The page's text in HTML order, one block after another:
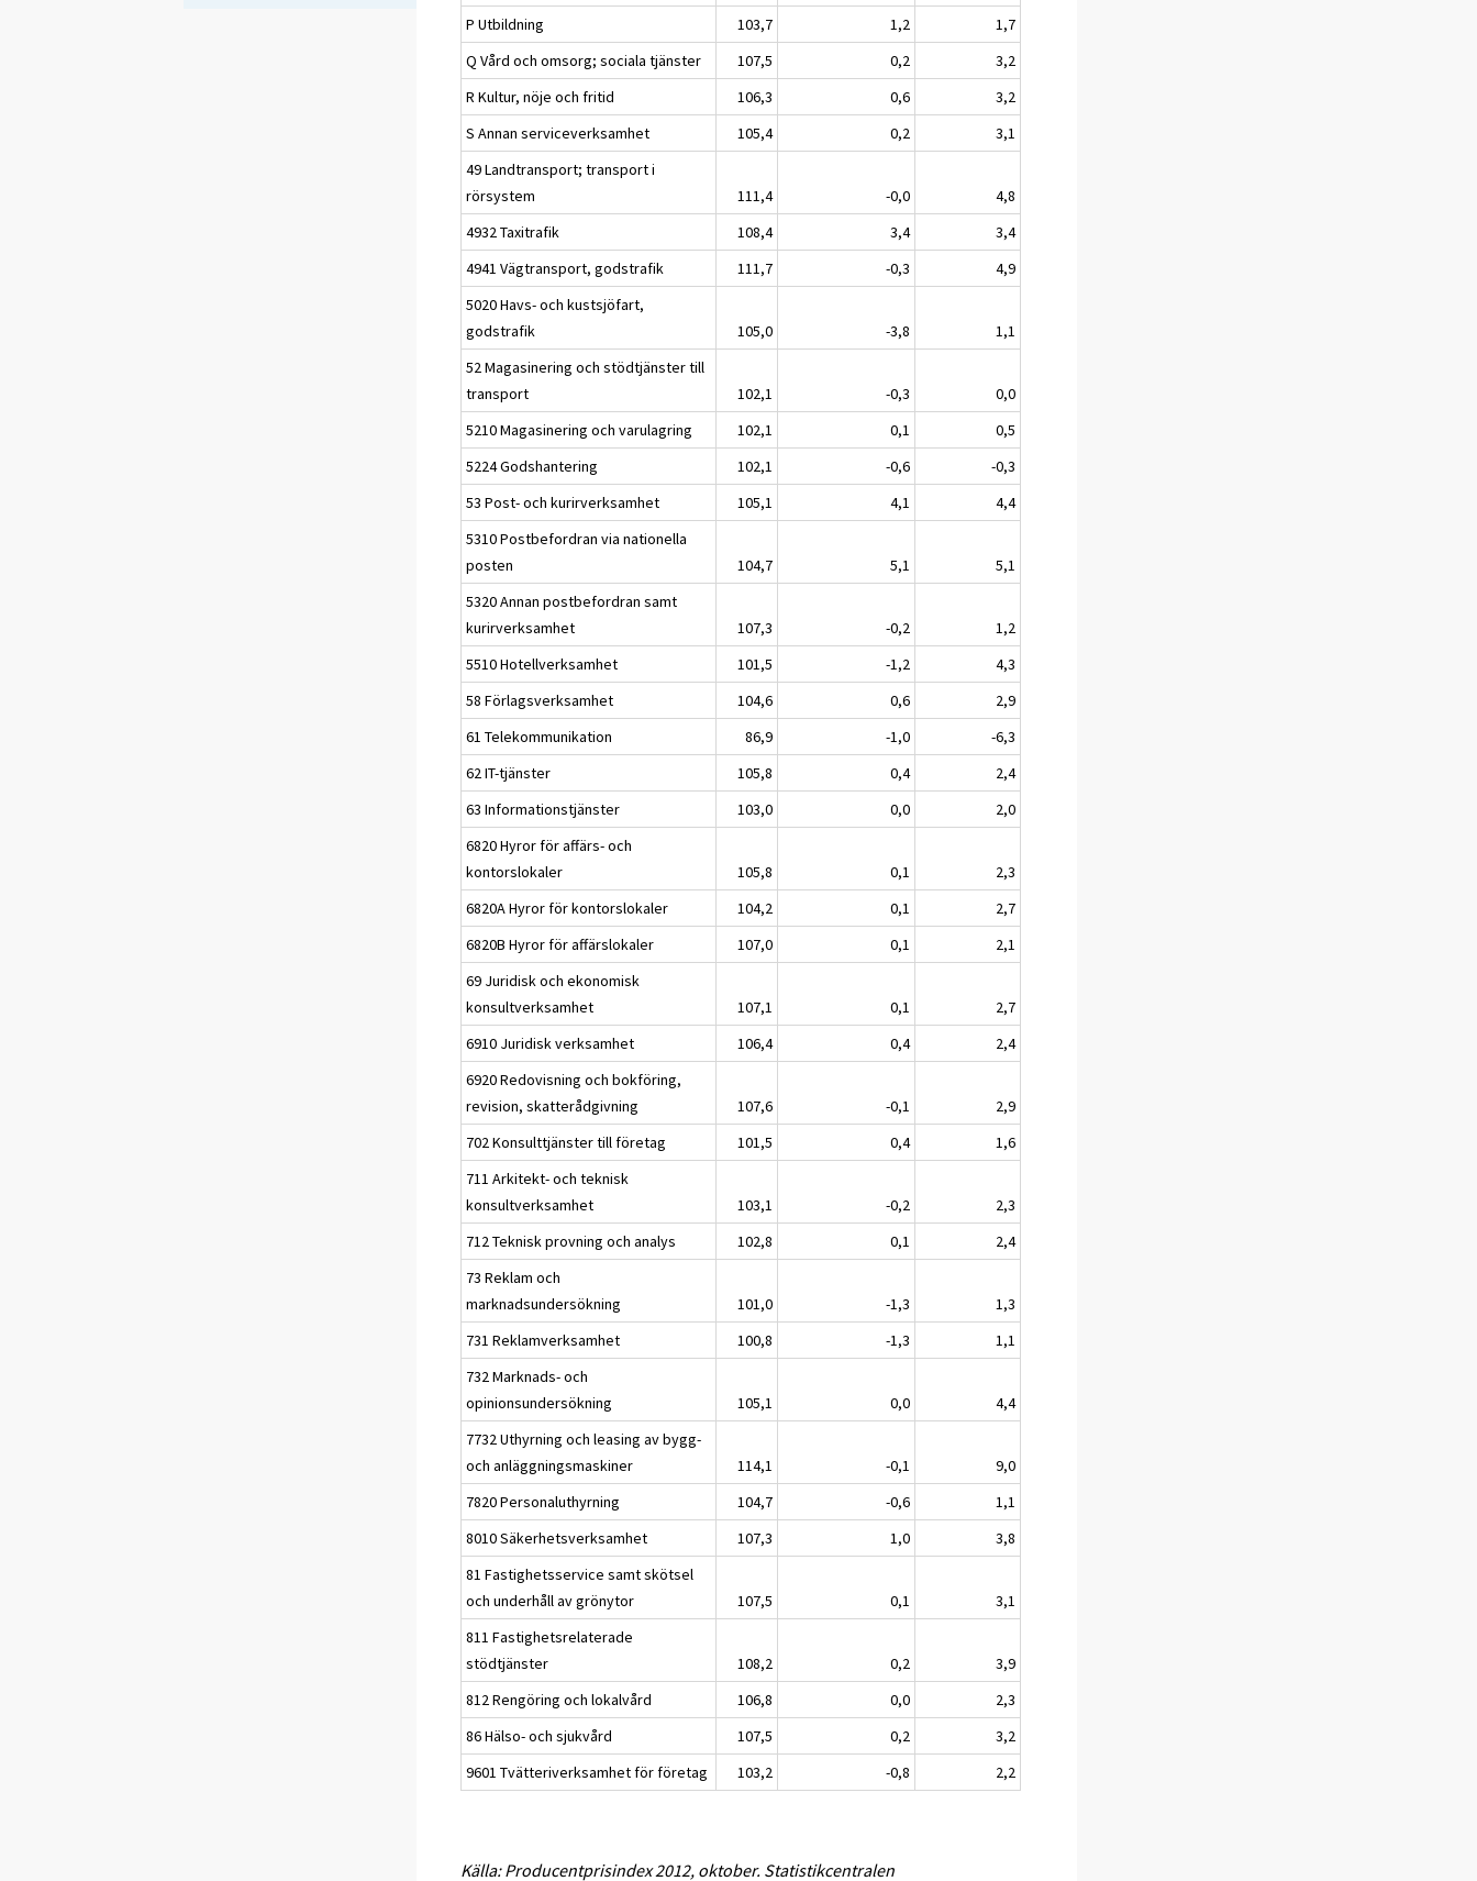
P Utbildning
103,7 1,2
1,7
Q Vård och omsorg; sociala tjänster
107,5 0,2
3,2
R Kultur, nöje och fritid
106,3 0,6
3,2
S Annan serviceverksamhet
105,4 0,2
3,1
49 Landtransport; transport i
rörsystem
111,4 -0,0
4,8
4932 Taxitrafik
108,4 3,4
3,4
4941 Vägtransport, godstrafik
111,7 -0,3
4,9
5020 Havs- och kustsjöfart,
godstrafik
105,0 -3,8
1,1
52 Magasinering och stödtjänster till
transport
102,1 -0,3
0,0
5210 Magasinering och varulagring
102,1 0,1
0,5
5224 Godshantering
102,1 -0,6
-0,3
53 Post- och kurirverksamhet
105,1 4,1
4,4
5310 Postbefordran via nationella
posten
104,7 5,1
5,1
5320 Annan postbefordran samt
kurirverksamhet
107,3 -0,2
1,2
5510 Hotellverksamhet
101,5 -1,2
4,3
58 Förlagsverksamhet
104,6 0,6
2,9
61 Telekommunikation
86,9 -1,0
-6,3
62 IT-tjänster
105,8 0,4
2,4
63 Informationstjänster
103,0 0,0
2,0
6820 Hyror för affärs- och
kontorslokaler
105,8 0,1
2,3
6820A Hyror för kontorslokaler
104,2 0,1
2,7
6820B Hyror för affärslokaler
107,0 0,1
2,1
69 Juridisk och ekonomisk
konsultverksamhet
107,1 0,1
2,7
6910 Juridisk verksamhet
106,4 0,4
2,4
6920 Redovisning och bokföring,
revision, skatterådgivning
107,6 -0,1
2,9
702 Konsulttjänster till företag
101,5 0,4
1,6
711 Arkitekt- och teknisk
konsultverksamhet
103,1 -0,2
2,3
712 Teknisk provning och analys
102,8 0,1
2,4
73 Reklam och
marknadsundersökning
101,0 -1,3
1,3
731 Reklamverksamhet
100,8 -1,3
1,1
732 Marknads- och
opinionsundersökning
105,1 0,0
4,4
7732 Uthyrning och leasing av bygg-
och anläggningsmaskiner
114,1 -0,1
9,0
7820 Personaluthyrning
104,7 -0,6
1,1
8010 Säkerhetsverksamhet
107,3 1,0
3,8
81 Fastighetsservice samt skötsel
och underhåll av grönytor
107,5 0,1
3,1
811 Fastighetsrelaterade
stödtjänster
108,2 0,2
3,9
812 Rengöring och lokalvård
106,8 0,0
2,3
86 Hälso- och sjukvård
107,5 0,2
3,2
9601 Tvätteriverksamhet för företag
103,2 -0,8 2,2
Källa: Producentprisindex 2012, oktober. Statistikcentralen